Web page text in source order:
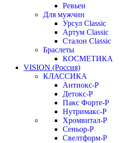
Ревьен
Для мужчин
Урсул Classic
Артум Classic
Сталон Classic
Браслеты
КОСМЕТИКА
VISION (Россия)
КЛАССИКА
Антиокс-Р
Детокс-Р
Пакс Форте-Р
Нутримакс-Р
Хромвитал-Р
Сеньор-Р
Свелтформ-Р